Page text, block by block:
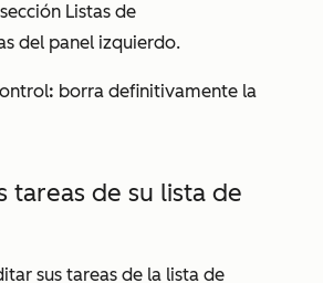
Listas de
del panel izquierdo.
: borra definitivamente la
tareas de su lista de
sus tareas de la lista de